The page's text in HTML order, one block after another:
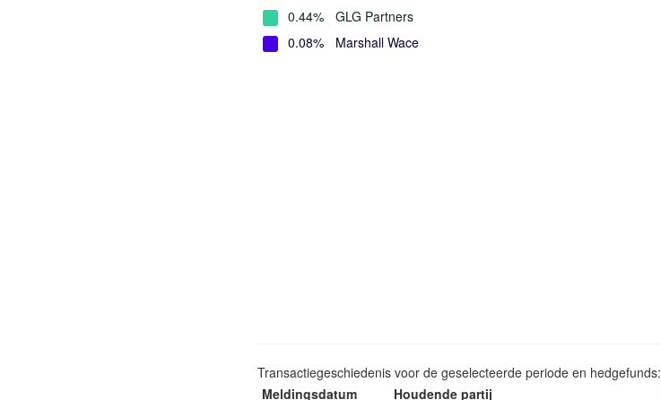
0.44%
GLG Partners
0.08%
Marshall Wace
Transactiegeschiedenis voor de geselecteerde periode en hedgefunds:
Meldingsdatum
Houdende partij